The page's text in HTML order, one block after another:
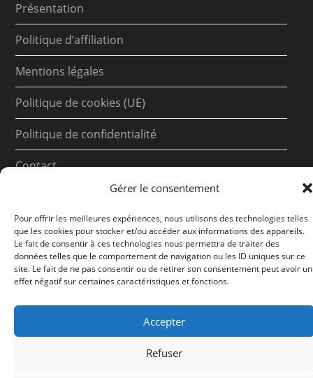
Gérer le consentement
Pour offrir les meilleures expériences, nous utilisons des technologies telles
que les cookies pour stocker et/ou accéder aux informations des appareils.
Le fait de consentir à ces technologies nous permettra de traiter des
données telles que le comportement de navigation ou les ID uniques sur ce
site. Le fait de ne pas consentir ou de retirer son consentement peut avoir un
effet négatif sur certaines caractéristiques et fonctions.
Accepter
Refuser
Présentation
Politique d’affiliation
Mentions légales
Politique de cookies (UE)
Politique de confidentialité
Contact